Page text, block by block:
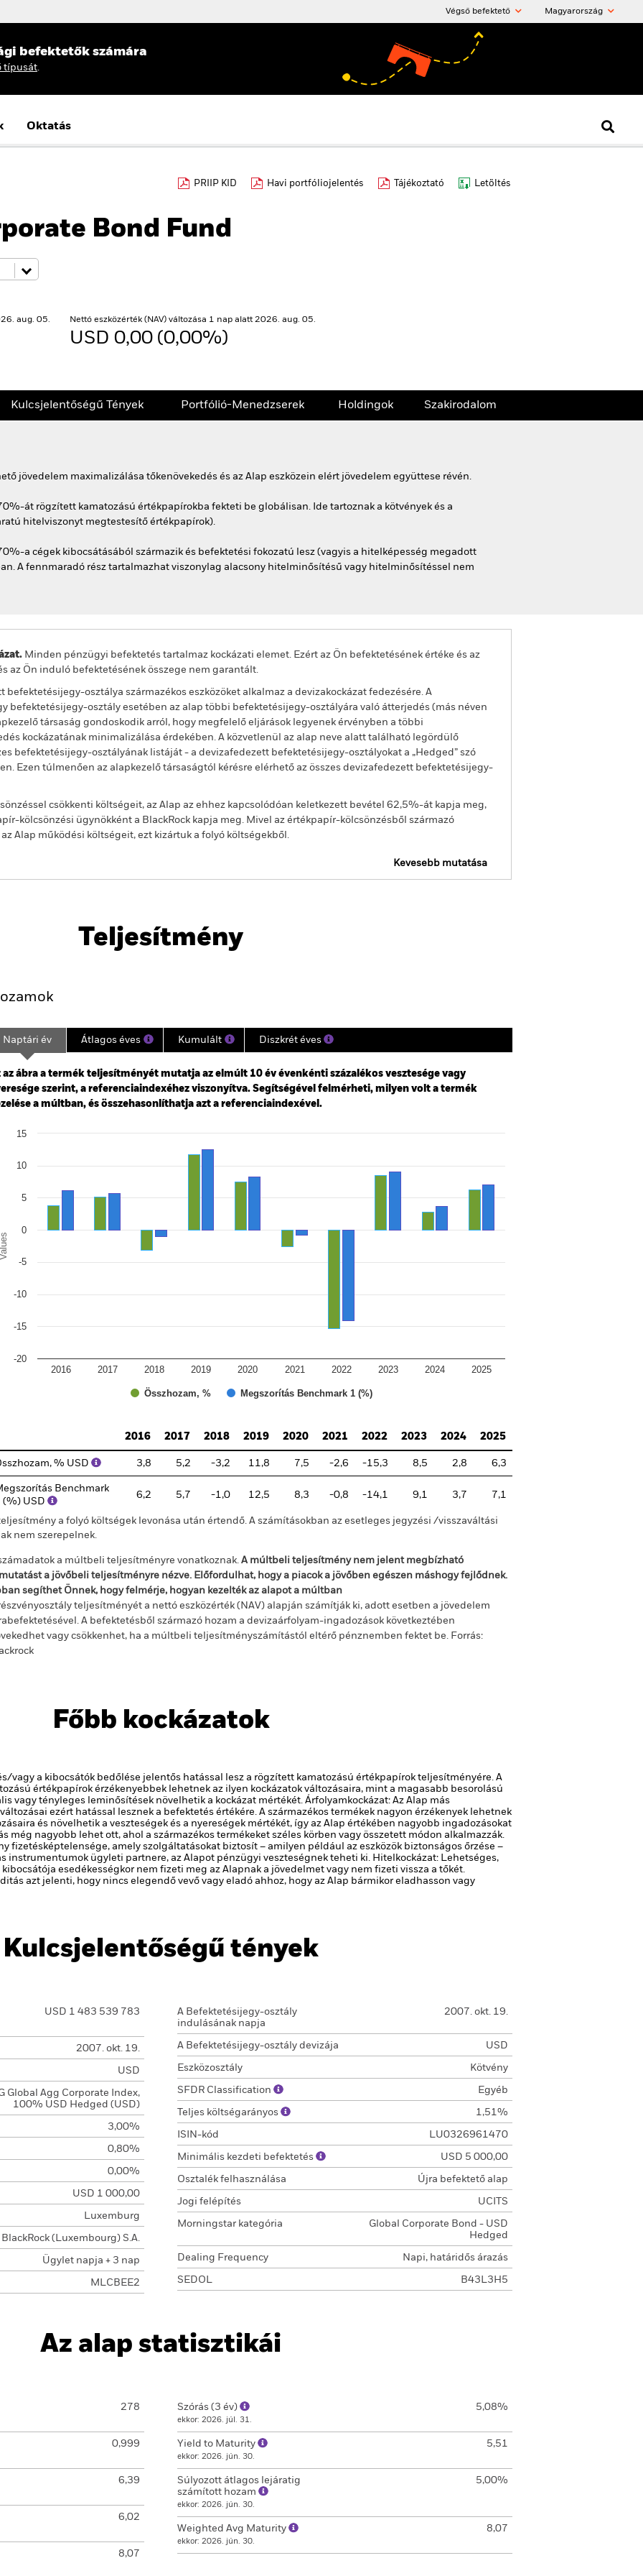
Végső befektető Magyarország
befektetők számára
típusát
Oktatás
PRIIP KID Havi portfóliojelentés Tájékoztató Letöltés
Bond Fund
aug. 05. Nettó eszközérték (NAV) változása 1 nap alatt 2026. aug. 05.
USD 0,00 (0,00%)
Kulcsjelentőségű Tények Portfólió-Menedzserek Holdingok Szakirodalom
jövedelem maximalizálása tőkenövekedés és az Alap eszközein elért jövedelem együttese révén.
át rögzített kamatozású értékpapírokba fekteti be globálisan. Ide tartoznak a kötvények és a
hitelviszonyt megtestesítő értékpapírok).
a cégek kibocsátásából származik és befektetési fokozatú lesz (vagyis a hitelképesség megadott
A fennmaradó rész tartalmazhat viszonylag alacsony hitelminősítésű vagy hitelminősítéssel nem
Minden pénzügyi befektetés tartalmaz kockázati elemet. Ezért az Ön befektetésének értéke és az
az Ön induló befektetésének összege nem garantált.
osztálya származékos eszközöket alkalmaz a devizakockázat fedezésére. A
befektetésijegy-osztály esetében az alap többi befektetésijegy-osztályára való átterjedés (más néven
társaság gondoskodik arról, hogy megfelelő eljárások legyenek érvényben a többi
kockázatának minimalizálása érdekében. A közvetlenül az alap neve alatt található legördülő
befektetésijegy-osztályának listáját - a devizafedezett befektetésijegy-osztályokat a „Hedged” szó
Ezen túlmenően az alapkezelő társaságtól kérésre elérhető az összes devizafedezett befektetésijegy-
csökkenti költségeit, az Alap az ehhez kapcsolódóan keletkezett bevétel 62,5%-át kapja meg,
kölcsönzési ügynökként a BlackRock kapja meg. Mivel az értékpapír-kölcsönzésből származó
Alap működési költségeit, ezt kizártuk a folyó költségekből.
Kevesebb mutatása
Kulcsjelentőségű Tények Portfólió-Menedzserek
Teljesítmény
2007-07-01 00:00:00 to 2026-07-31 00:00:00.
-30 to 60.
Naptári év Átlagos éves Kumulált Diszkrét éves
az ábra a termék teljesítményét mutatja az elmúlt 10 év évenkénti százalékos vesztesége vagy
szerint, a referenciaindexéhez viszonyítva. Segítségével felmérheti, milyen volt a termék
a múltban, és összehasonlíthatja azt a referenciaindexével.
chart with 2 data series.
chart has 1 Y axis displaying Values. Range: -20 to 15.
Values
Összhozam, % Megszorítás Benchmark 1 (%)
2016 2017 2018 2019 2020 2021 2022 2023 2024 2025
-20
-15
-10
-5
0
5
10
15
2016
2017 2018 2019 2020 2021 2022 2023 2024 2025
% USD 3,8 5,2 -3,2 11,8 7,5 -2,6 -15,3 8,5 2,8 6,3
Benchmark
(%) USD
6,2 5,7 -1,0 12,5 8,3 -0,8 -14,1 9,1 3,7 7,1
a folyó költségek levonása után értendő. A számításokban az esetleges jegyzési /visszaváltási
nem szerepelnek.
a múltbeli teljesítményre vonatkoznak. A múltbeli teljesítmény nem jelent megbízható
a jövőbeli teljesítményre nézve. Előfordulhat, hogy a piacok a jövőben egészen máshogy fejlődnek.
segíthet Önnek, hogy felmérje, hogyan kezelték az alapot a múltban
teljesítményét a nettó eszközérték (NAV) alapján számítják ki, adott esetben a jövedelem
A befektetésből származó hozam a devizaárfolyam-ingadozások következtében
vagy csökkenhet, ha a múltbeli teljesítményszámítástól eltérő pénznemben fektet be. Forrás:
Főbb kockázatok
vagy a kibocsátók bedőlése jelentős hatással lesz a rögzített kamatozású értékpapírok teljesítményére. A
értékpapírok érzékenyebbek lehetnek az ilyen kockázatok változásaira, mint a magasabb besorolású
vagy tényleges leminősítések növelhetik a kockázat mértékét. Árfolyamkockázat: Az Alap más
ezért hatással lesznek a befektetés értékére. A származékos termékek nagyon érzékenyek lehetnek
és növelhetik a veszteségek és a nyereségek mértékét, így az Alap értékében nagyobb ingadozásokat
még nagyobb lehet ott, ahol a származékos termékeket széles körben vagy összetett módon alkalmazzák.
fizetésképtelensége, amely szolgáltatásokat biztosít – amilyen például az eszközök biztonságos őrzése –
instrumentumok ügyleti partnere, az Alapot pénzügyi veszteségnek teheti ki. Hitelkockázat: Lehetséges,
esedékességkor nem fizeti meg az Alapnak a jövedelmet vagy nem fizeti vissza a tőkét.
azt jelenti, hogy nincs elegendő vevő vagy eladó ahhoz, hogy az Alap bármikor eladhasson vagy
Kulcsjelentőségű tények
USD 1 483 539 783
2007. okt. 19.
USD
Global Agg Corporate Index,
100% USD Hedged (USD)
3,00%
0,80%
0,00%
USD 1 000,00
Luxemburg
BlackRock (Luxembourg) S.A.
Ügylet napja + 3 nap
MLCBEE2
A Befektetésijegy-osztály
indulásának napja
2007. okt. 19.
A Befektetésijegy-osztály devizája USD
Eszközosztály Kötvény
SFDR Classification Egyéb
Teljes költségarányos 1,51%
ISIN-kód LU0326961470
Minimális kezdeti befektetés USD 5 000,00
Osztalék felhasználása Újra befektető alap
Jogi felépítés UCITS
Morningstar kategória
Global Corporate Bond - USD
Hedged
Dealing Frequency Napi, határidős árazás
SEDOL B43L3H5
Az alap statisztikái
278
0,999
6,39
6,02
8,07
Szórás (3 év)
ekkor: 2026. júl. 31.
5,08%
Yield to Maturity
ekkor: 2026. jún. 30.
5,51
Súlyozott átlagos lejáratig
számított hozam
ekkor: 2026. jún. 30.
5,00%
Weighted Avg Maturity
ekkor: 2026. jún. 30.
8,07